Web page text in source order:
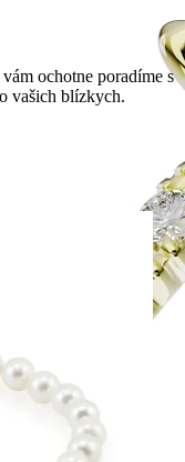
ochotne poradíme s
vašich blízkych.